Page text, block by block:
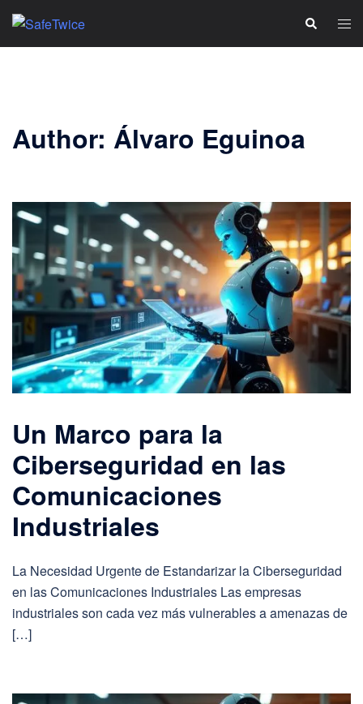
Skip
content
Search
Author: Álvaro Eguinoa
Un Marco para la
Ciberseguridad en las
Comunicaciones
Industriales
La Necesidad Urgente de Estandarizar la Ciberseguridad
en las Comunicaciones Industriales Las empresas
industriales son cada vez más vulnerables a amenazas de
[…]